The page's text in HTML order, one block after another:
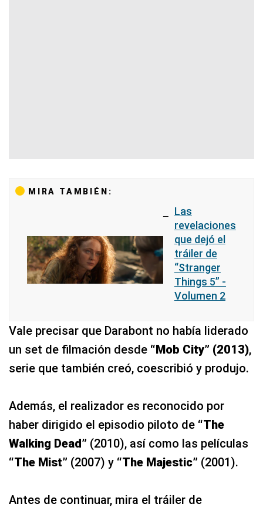
MIRA TAMBIÉN:
Las
revelaciones
que dejó el
tráiler de
“Stranger
Things 5” -
Volumen 2
Vale precisar que Darabont no había liderado
un set de filmación desde “Mob City” (2013),
serie que también creó, coescribió y produjo.
Además, el realizador es reconocido por
haber dirigido el episodio piloto de “The
Walking Dead” (2010), así como las películas
“The Mist” (2007) y “The Majestic” (2001).
Antes de continuar, mira el tráiler de